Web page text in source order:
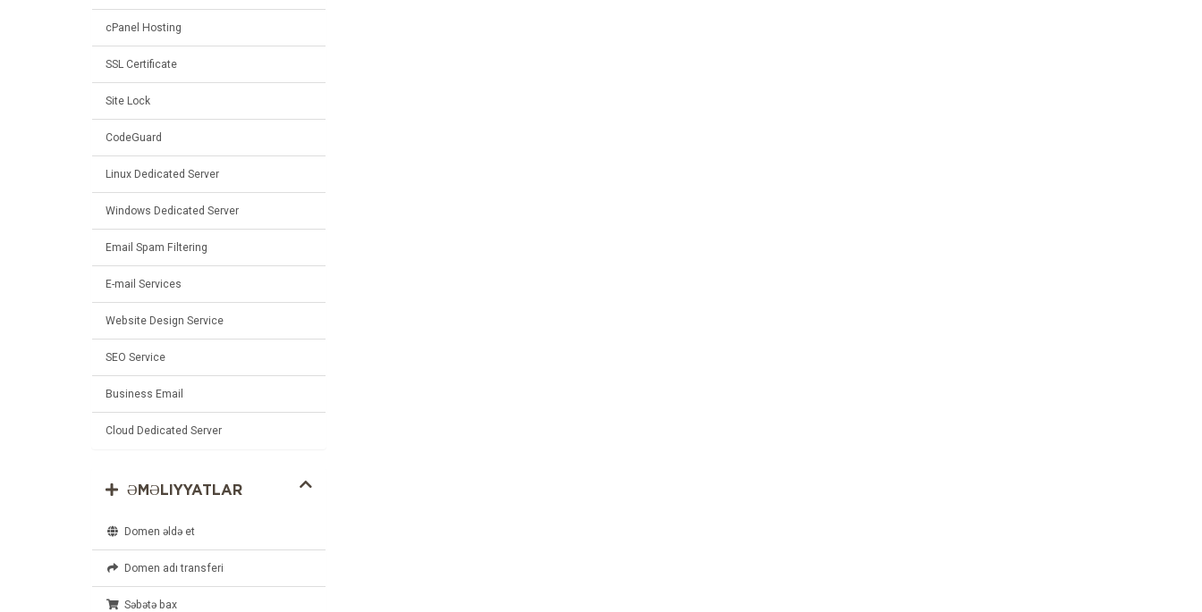
cPanel Hosting
SSL Certificate
Site Lock
CodeGuard
Linux Dedicated Server
Windows Dedicated Server
Email Spam Filtering
E-mail Services
Website Design Service
SEO Service
Business Email
Cloud Dedicated Server
ƏMƏLIYYATLAR
Domen əldə et
Domen adı transferi
Səbətə bax